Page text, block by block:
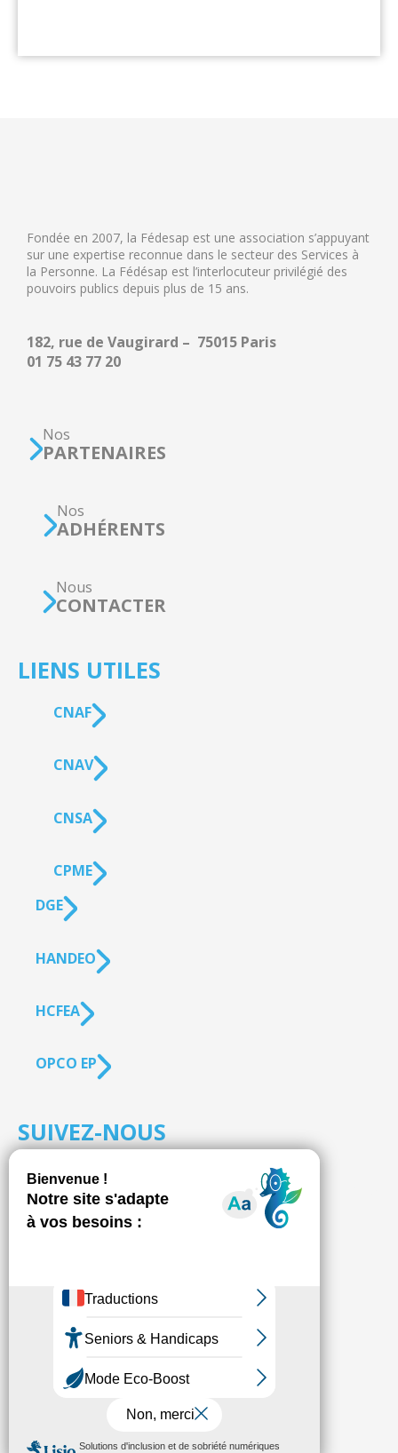
Fondée en 2007, la Fédesap est une association s’appuyant
sur une expertise reconnue dans le secteur des Services à
la Personne. La Fédésap est l’interlocuteur privilégié des
pouvoirs publics depuis plus de 15 ans.
182, rue de Vaugirard – 75015 Paris
01 75 43 77 20
Nos
PARTENAIRES
Nos
ADHÉRENTS
Nous
CONTACTER
LIENS UTILES
CNAF
CNAV
CNSA
CPME
DGE
HANDEO
HCFEA
OPCO EP
SUIVEZ-NOUS
Fédésap © 2021
Mentions légales
Transparence